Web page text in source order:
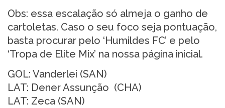
Obs: essa escalação só almeja o ganho de
cartoletas. Caso o seu foco seja pontuação,
basta procurar pelo ‘Humildes FC’ e pelo
‘Tropa de Elite Mix’ na nossa página inicial.
GOL: Vanderlei (SAN)
LAT: Dener Assunção (CHA)
LAT: Zeca (SAN)